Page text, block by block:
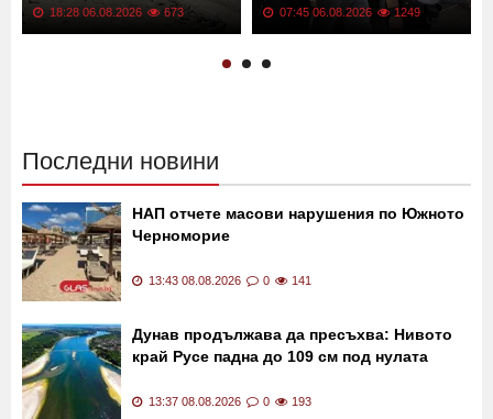
18:28 06.08.2026 673 07:45 06.08.2026 1249
Последни новини
НАП отчете масови нарушения по Южното
Черноморие
13:43 08.08.2026 0 141
Дунав продължава да пресъхва: Нивото
край Русе падна до 109 см под нулата
13:37 08.08.2026 0 193